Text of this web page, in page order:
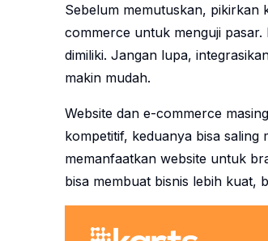
Sebelum memutuskan, pikirkan
commerce untuk menguji
dimiliki. Jangan lupa,
makin mudah.
Website dan e-commerce
kompetitif, keduanya bisa saling
memanfaatkan website untuk
bisa membuat bisnis lebih kuat,